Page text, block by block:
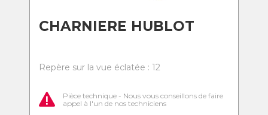
CHARNIERE HUBLOT
Repère sur la vue éclatée : 12
Pièce technique - Nous vous conseillons de faire
appel à l'un de nos techniciens